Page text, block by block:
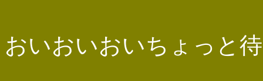
おいおいおいちょっと